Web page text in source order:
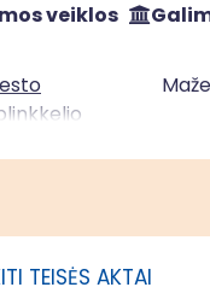
veiklos
TEISĖS AKTAI